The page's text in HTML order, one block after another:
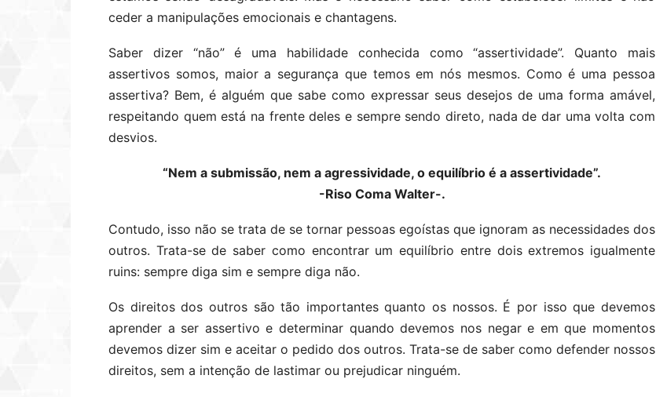
ceder a manipulações emocionais e chantagens.
Saber dizer “não” é uma habilidade conhecida como “assertividade”. Quanto mais
assertivos somos, maior a segurança que temos em nós mesmos. Como é uma pessoa
assertiva? Bem, é alguém que sabe como expressar seus desejos de uma forma amável,
respeitando quem está na frente deles e sempre sendo direto, nada de dar uma volta com
desvios.
“Nem a submissão, nem a agressividade, o equilíbrio é a assertividade”.
-Riso Coma Walter-.
Contudo, isso não se trata de se tornar pessoas egoístas que ignoram as necessidades dos
outros. Trata-se de saber como encontrar um equilíbrio entre dois extremos igualmente
ruins: sempre diga sim e sempre diga não.
Os direitos dos outros são tão importantes quanto os nossos. É por isso que devemos
aprender a ser assertivo e determinar quando devemos nos negar e em que momentos
devemos dizer sim e aceitar o pedido dos outros. Trata-se de saber como defender nossos
direitos, sem a intenção de lastimar ou prejudicar ninguém.